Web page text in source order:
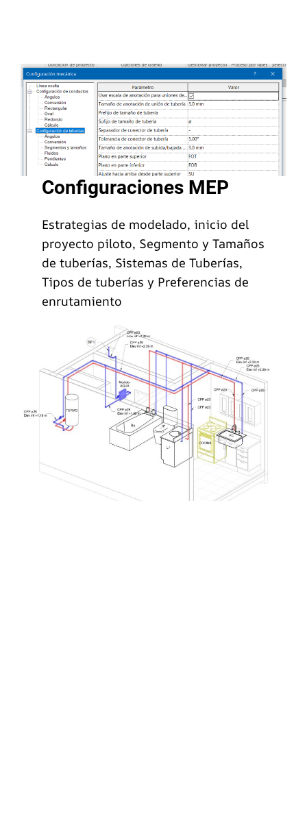
Configuraciones MEP
Estrategias de modelado, inicio del
proyecto piloto, Segmento y Tamaños
de tuberías, Sistemas de Tuberías,
Tipos de tuberías y Preferencias de
enrutamiento